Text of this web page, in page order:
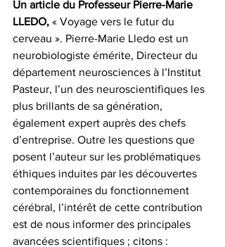
Un article du Professeur Pierre-Marie
LLEDO, « Voyage vers le futur du
cerveau ». Pierre-Marie Lledo est un
neurobiologiste émérite, Directeur du
département neurosciences à l’Institut
Pasteur, l’un des neuroscientifiques les
plus brillants de sa génération,
également expert auprès des chefs
d’entreprise. Outre les questions que
posent l’auteur sur les problématiques
éthiques induites par les découvertes
contemporaines du fonctionnement
cérébral, l’intérêt de cette contribution
est de nous informer des principales
avancées scientifiques ; citons :